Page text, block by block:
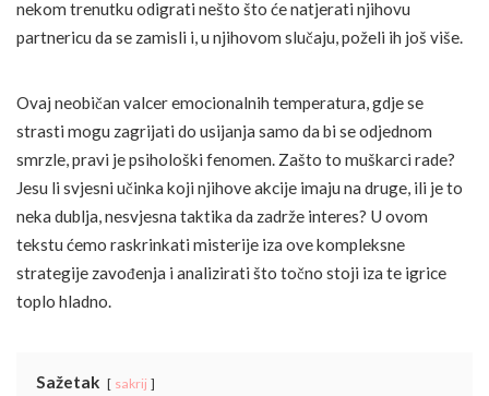
nekom trenutku odigrati nešto što će natjerati njihovu
partnericu da se zamisli i, u njihovom slučaju, poželi ih još više.
Ovaj neobičan valcer emocionalnih temperatura, gdje se
strasti mogu zagrijati do usijanja samo da bi se odjednom
smrzle, pravi je psihološki fenomen. Zašto to muškarci rade?
Jesu li svjesni učinka koji njihove akcije imaju na druge, ili je to
neka dublja, nesvjesna taktika da zadrže interes? U ovom
tekstu ćemo raskrinkati misterije iza ove kompleksne
strategije zavođenja i analizirati što točno stoji iza te igrice
toplo hladno.
Sažetak sakrij